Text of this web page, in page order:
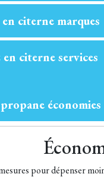
en citerne marques
en citerne services
économies
pour dépenser